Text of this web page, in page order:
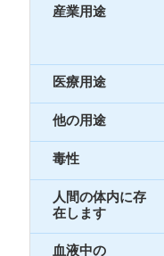
産業用途
医療用途
他の用途
毒性
人間の体内に存
在します
血液中の